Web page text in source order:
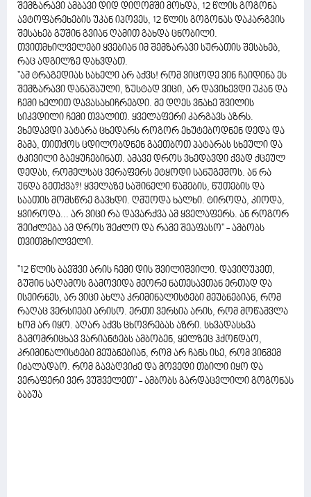
შემზარავი ამბავი დიდ დიღომში მოხდა, 12 წლის გოგონა
ავტოფარეხების უკან იპოვეს, 12 წლის გოგონას დაკარგვის
შესახებ გუშინ გვიან ღამით გახდა ცნობილი.
თვითმხილველები ყვებიან იმ შემზარავი სურათის შესახებ,
რაც ადგილზე დახვდათ.
"ამ ტრაგედიას სახელი არ აქვს! რომ ვიცოდე ვინ ჩაიდინა ეს
შემზარავი დანაშაული, ზუსტად ვიცი, არ დავიხევდი უკან და
ჩემი ხელით დავასახიჩრებდი. მე დღეს ვნახე შვილის
სიკვდილი ჩემი თვალით. ყველაფერი კარგავს აზრს.
ვხედავდი პატარა ცხედარს როგორ ეხუტებოდნენ დედა და
მამა, თითქოს ცდილობდნენ გაეთბოთ პატარას სხეული და
ტკივილი გაეყუჩებინათ. ამავე დროს ვხედავდი ქვად ქცეულ
დედას, რომელსაც ვერაფერს ეტყოდი სანუგეშოს. ან რა
უნდა გეთქვა?! ყველაზე საშინელი წამების, წუთების და
საათის მომსწრე გავხდი. ღმუოდა ხალხი. ტიროდა, კიოდა,
ყვიროდა... არ ვიცი რა დავარქვა ამ ყველაფერს. ან როგორ
შეიძლება ამ დროს შეძლო და რამე შეაფასო" - ამბობს
თვითმხილველი.
"12 წლის ბავშვი არის ჩემი დის შვილიშვილი. დავიღუპეთ,
გუშინ საღამოს გამოვიდა მეორე ნათესავთან ერთად და
ისეირნეს, არ ვიცი ახლა კრიმინალისტები მეუბნებიან, რომ
რაღაც ვერსიები არისო. ერთი ვერსია არის, რომ მოწამვლა
ხომ არ იყო. აღარ აქვს ცხოვრებას აზრი. სხვადასხვა
გამომრიცხავ ვარიანტებს ამბობენ, ყელზეც ჰქონდაო,
კრიმინალისტები მეუბნებიან, რომ არ ჩანს ისე, რომ ვინმემ
იძალადაო. რომ გავაღვიძე და მოვედი თბილი იყო და
ვერაფერი ვერ ვუშველეთ" - ამბობს გარდაცვლილი გოგონას
ბაბუა